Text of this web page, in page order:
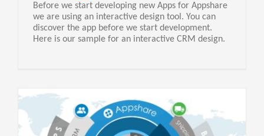
Before we start developing new Apps for Appshare
we are using an interactive design tool. You can
discover the app before we start development.
Here is our sample for an interactive CRM design.